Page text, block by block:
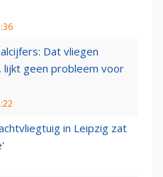
Dat vliegen
geen probleem voor
in Leipzig zat